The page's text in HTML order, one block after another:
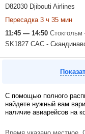
D82030 Djibouti Airlines
Пересадка 3 ч 35 мин
11:45 — 14:50
SK1827 САС -
С помощью полного
найдете нужный вам
наличие авиарейсов на
Время указано местное.